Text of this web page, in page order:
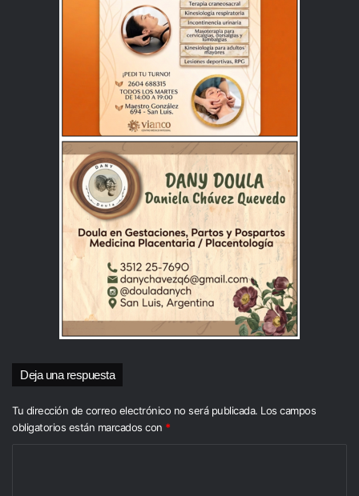
Deja una respuesta
Tu dirección de correo electrónico no será publicada. Los campos
obligatorios están marcados con *